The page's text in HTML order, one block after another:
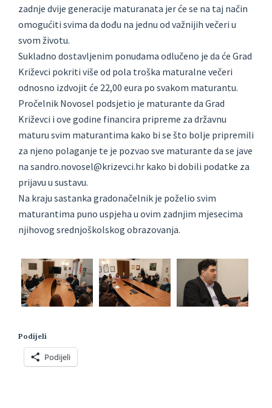
zadnje dvije generacije maturanata jer će se na taj način
omogućiti svima da dođu na jednu od važnijih večeri u
svom životu.
Sukladno dostavljenim ponudama odlučeno je da će Grad
Križevci pokriti više od pola troška maturalne večeri
odnosno izdvojit će 22,00 eura po svakom maturantu.
Pročelnik Novosel podsjetio je maturante da Grad
Križevci i ove godine financira pripreme za državnu
maturu svim maturantima kako bi se što bolje pripremili
za njeno polaganje te je pozvao sve maturante da se jave
na sandro.novosel@krizevci.hr kako bi dobili podatke za
prijavu u sustavu.
Na kraju sastanka gradonačelnik je poželio svim
maturantima puno uspjeha u ovim zadnjim mjesecima
njihovog srednjoškolskog obrazovanja.
Podijeli
Podijeli